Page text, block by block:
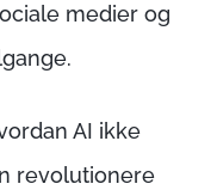
medier og
AI ikke
revolutionere